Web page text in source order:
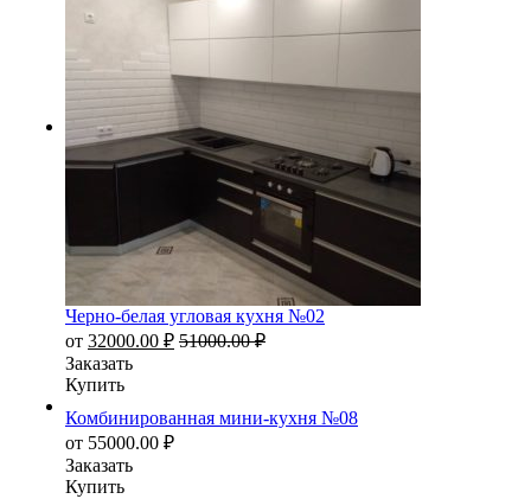
Черно-белая угловая кухня №02
от 32000.00 ₽ 51000.00₽
Заказать
Купить
Комбинированная мини-кухня №08
от 55000.00 ₽
Заказать
Купить